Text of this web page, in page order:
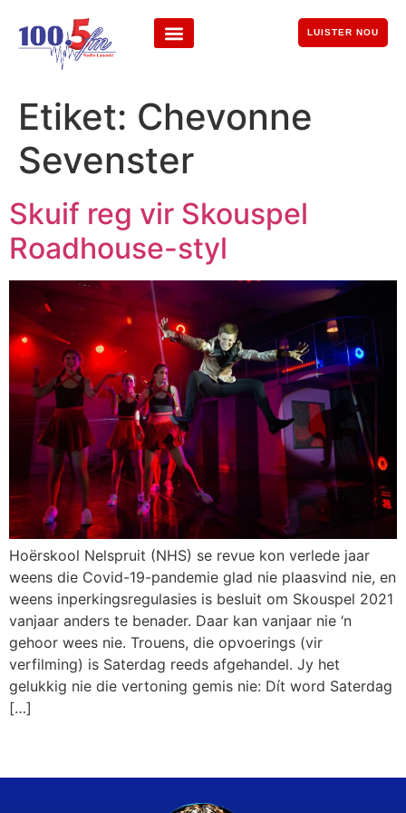
LUISTER NOU
Etiket: Chevonne
Sevenster
Skuif reg vir Skouspel
Roadhouse-styl
Hoërskool Nelspruit (NHS) se revue kon verlede jaar
weens die Covid-19-pandemie glad nie plaasvind nie, en
weens inperkingsregulasies is besluit om Skouspel 2021
vanjaar anders te benader. Daar kan vanjaar nie ‘n
gehoor wees nie. Trouens, die opvoerings (vir
verfilming) is Saterdag reeds afgehandel. Jy het
gelukkig nie die vertoning gemis nie: Dít word Saterdag
[…]